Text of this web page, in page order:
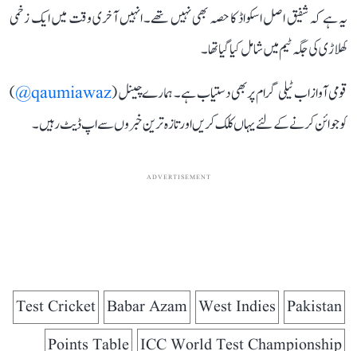
یہ ہے کہ شفیق اصل اسکواڈ کا حصہ بھی نہیں تھے۔ انہیں آخری وقت میں ایک زخمی
کھلاڑی کی جگہ ٹیم میں شامل کیا گیا تھا۔
قومی آواز اب ٹیلی گرام پر بھی دستیاب ہے۔ ہمارے چینل (qaumiawaz@
)
کو جوائن کرنے کے لئے یہاں کلک کریں اور تازہ ترین خبروں سے اپ ڈیٹ رہیں۔
ADVERTISEMENT
Pakistan
West Indies
Babar Azam
Test Cricket
ICC World Test Championship
Points Table